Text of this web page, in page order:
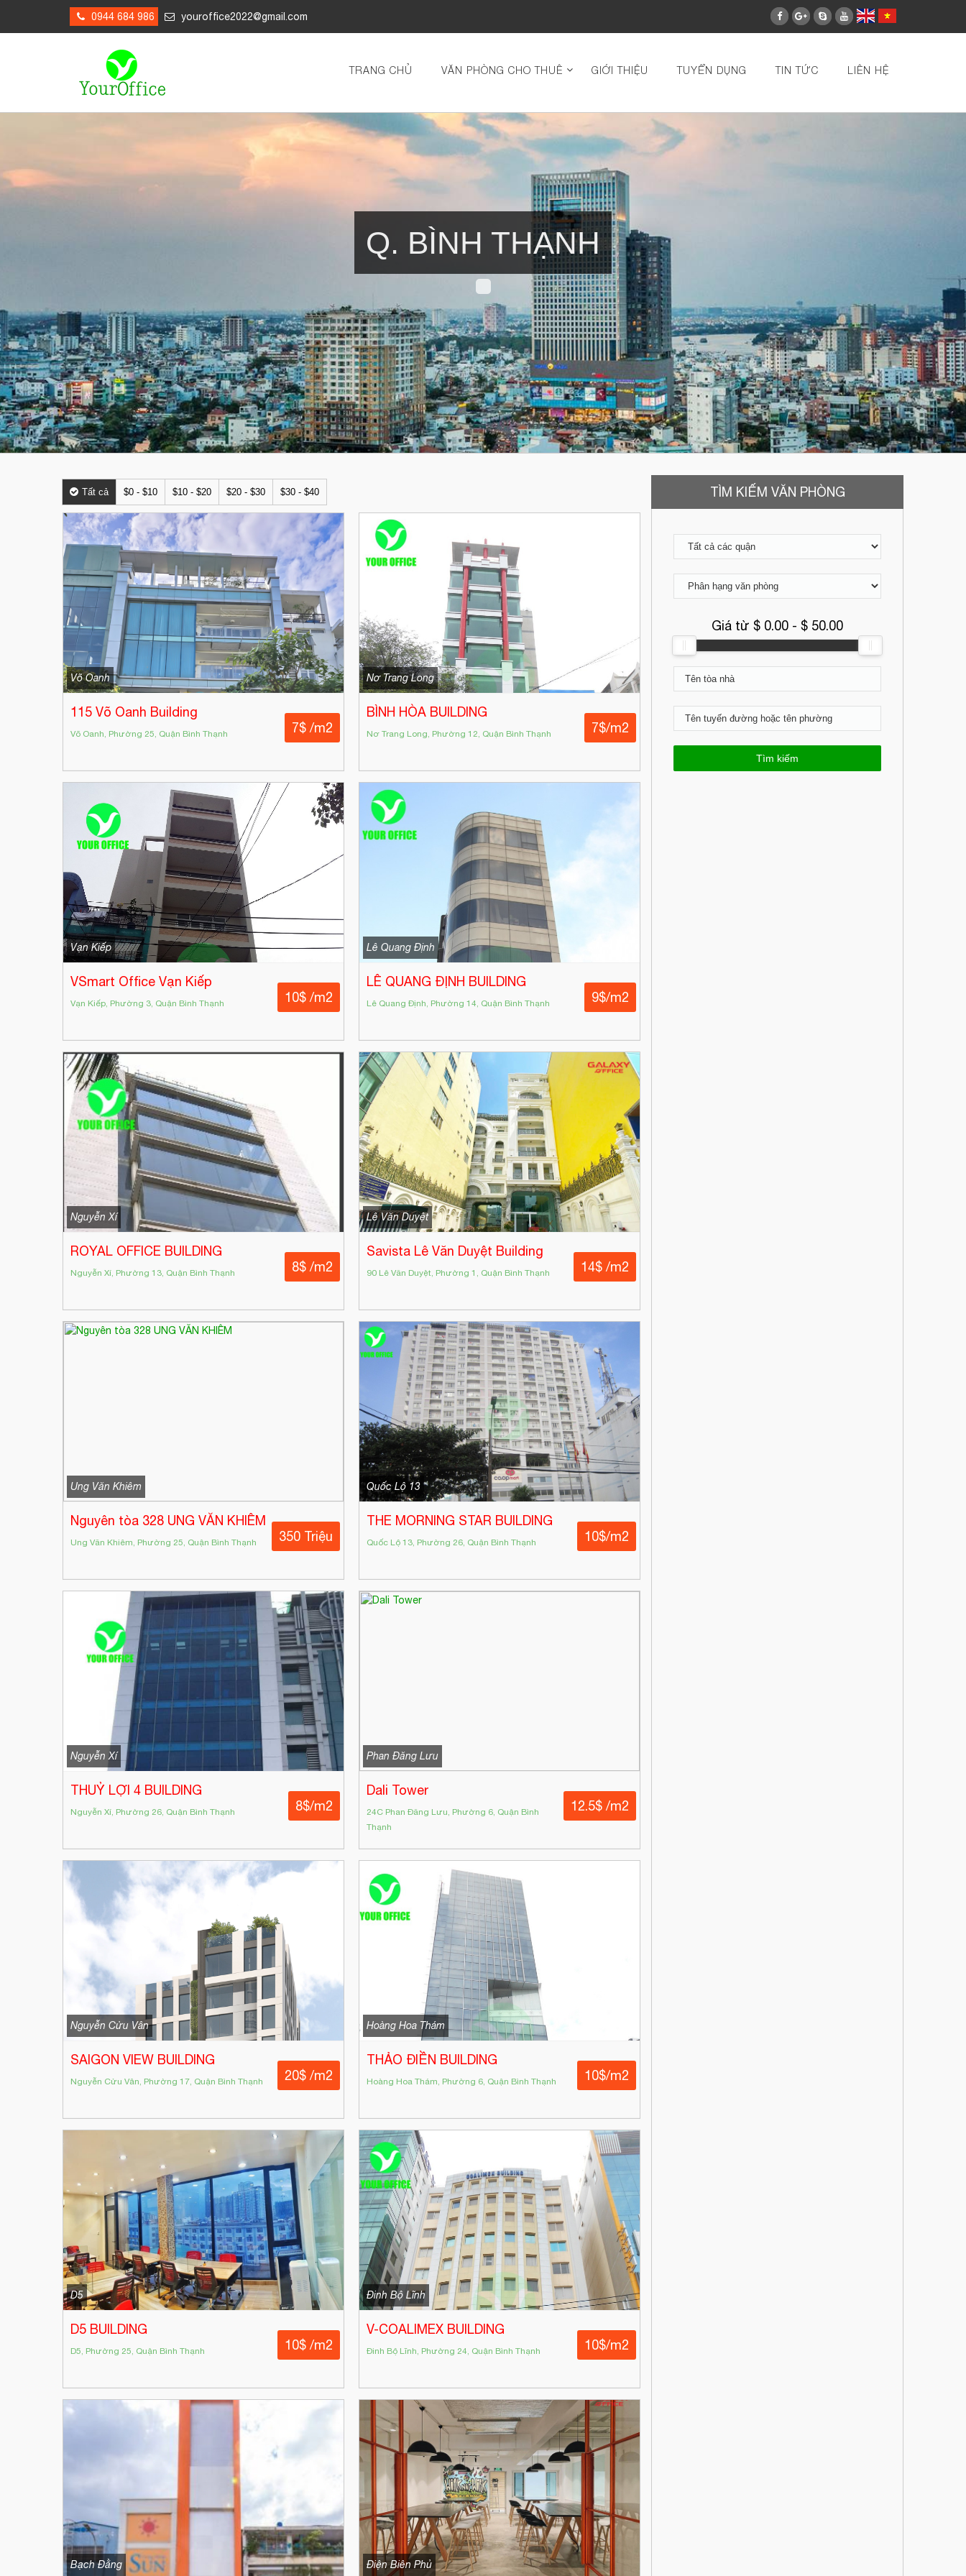
0944 684 986 youroffice2022@gmail.com
TRANG CHỦ VĂN PHÒNG CHO THUÊ GIỚI THIỆU TUYỂN DỤNG TIN TỨC LIÊN HỆ
Q. BÌNH THẠNH
TÌM KIẾM VĂN PHÒNG
Giá từ $ 0.00 - $ 50.00
Tất cả $0 - $10 $10 - $20 $20 - $30 $30 - $40
Võ Oanh
115 Võ Oanh Building
Võ Oanh, Phường 25, Quận Bình Thạnh 7$ /m2
Nơ Trang Long
BÌNH HÒA BUILDING
Nơ Trang Long, Phường 12, Quận Bình Thạnh 7$/m2
Vạn Kiếp
VSmart Office Vạn Kiếp
Vạn Kiếp, Phường 3, Quận Bình Thạnh 10$ /m2
Lê Quang Định
LÊ QUANG ĐỊNH BUILDING
Lê Quang Định, Phường 14, Quận Bình Thạnh 9$/m2
Nguyễn Xí
ROYAL OFFICE BUILDING
Nguyễn Xí, Phường 13, Quận Bình Thạnh 8$ /m2
Lê Văn Duyệt
Savista Lê Văn Duyệt Building
90 Lê Văn Duyệt, Phường 1, Quận Bình Thạnh 14$ /m2
Ung Văn Khiêm
Nguyên tòa 328 UNG VĂN KHIÊM
Ung Văn Khiêm, Phường 25, Quận Bình Thạnh 350 Triệu
Quốc Lộ 13
THE MORNING STAR BUILDING
Quốc Lộ 13, Phường 26, Quận Bình Thạnh 10$/m2
Nguyễn Xí
THUỶ LỢI 4 BUILDING
Nguyễn Xí, Phường 26, Quận Bình Thạnh 8$/m2
Phan Đăng Lưu
Dali Tower
24C Phan Đăng Lưu, Phường 6, Quận Bình
Thạnh
12.5$ /m2
Nguyễn Cửu Vân
SAIGON VIEW BUILDING
Nguyễn Cửu Vân, Phường 17, Quận Bình Thạnh 20$ /m2
Hoàng Hoa Thám
THẢO ĐIỀN BUILDING
Hoàng Hoa Thám, Phường 6, Quận Bình Thạnh 10$/m2
D5
D5 BUILDING
D5, Phường 25, Quận Bình Thạnh 10$ /m2
Đinh Bộ Lĩnh
V-COALIMEX BUILDING
Đinh Bộ Lĩnh, Phường 24, Quận Bình Thạnh 10$/m2
Bạch Đằng Điện Biên Phủ